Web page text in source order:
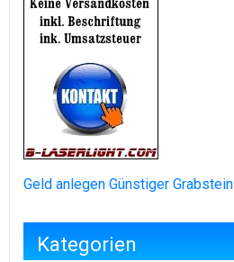
Geld anlegen Günstiger Grabstein
Kategorien